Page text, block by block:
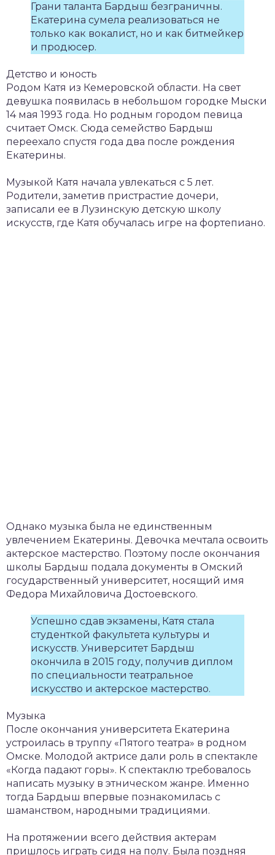
Грани таланта Бардыш безграничны.
Екатерина сумела реализоваться не
только как вокалист, но и как битмейкер
и продюсер.
Детство и юность
Родом Катя из Кемеровской области. На свет
девушка появилась в небольшом городке Мыски
14 мая 1993 года. Но родным городом певица
считает Омск. Сюда семейство Бардыш
переехало спустя года два после рождения
Екатерины.
Музыкой Катя начала увлекаться с 5 лет.
Родители, заметив пристрастие дочери,
записали ее в Лузинскую детскую школу
искусств, где Катя обучалась игре на фортепиано.
Однако музыка была не единственным
увлечением Екатерины. Девочка мечтала освоить
актерское мастерство. Поэтому после окончания
школы Бардыш подала документы в Омский
государственный университет, носящий имя
Федора Михайловича Достоевского.
Успешно сдав экзамены, Катя стала
студенткой факультета культуры и
искусств. Университет Бардыш
окончила в 2015 году, получив диплом
по специальности театральное
искусство и актерское мастерство.
Музыка
После окончания университета Екатерина
устроилась в труппу «Пятого театра» в родном
Омске. Молодой актрисе дали роль в спектакле
«Когда падают горы». К спектаклю требовалось
написать музыку в этническом жанре. Именно
тогда Бардыш впервые познакомилась с
шаманством, народными традициями.
На протяжении всего действия актерам
пришлось играть сидя на полу. Была поздняя